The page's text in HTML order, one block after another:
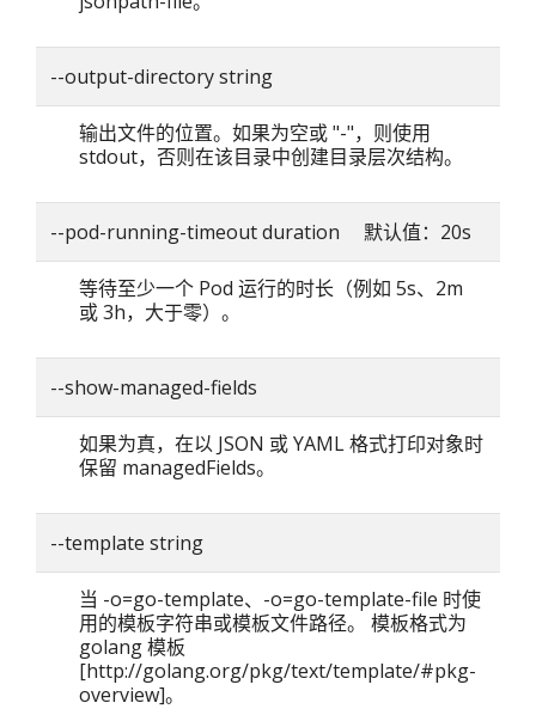
--output-directory string
输出文件的位置。如果为空或 "-"，则使用
stdout，否则在该目录中创建目录层次结构。
--pod-running-timeout duration 默认值：20s
等待至少一个 Pod 运行的时长（例如 5s、2m
或 3h，大于零）。
--show-managed-fields
如果为真，在以 JSON 或 YAML 格式打印对象时
保留 managedFields。
--template string
当 -o=go-template、-o=go-template-file 时使
用的模板字符串或模板文件路径。 模板格式为
golang 模板
[http://golang.org/pkg/text/template/#pkg-
overview]。